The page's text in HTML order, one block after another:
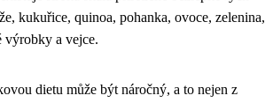
kukuřice, quinoa, pohanka, ovoce, zelenina,
výrobky a vejce.
dietu může být náročný, a to nejen z